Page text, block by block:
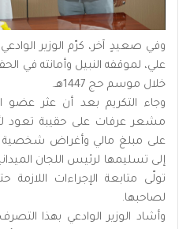
وفي صعيدٍ آخر، كرّم الوزير
علي، لموقفه النبيل وأمانته في
خلال موسم حج 1447هـ.
وجاء التكريم بعد أن عثر عضو
مشعر عرفات على حقيبة تعود
على مبلغ مالي وأغراض شخصية
إلى تسليمها لرئيس اللجان
تولّى متابعة الإجراءات
لصاحبها.
وأشاد الوزير الوادعي بهذا